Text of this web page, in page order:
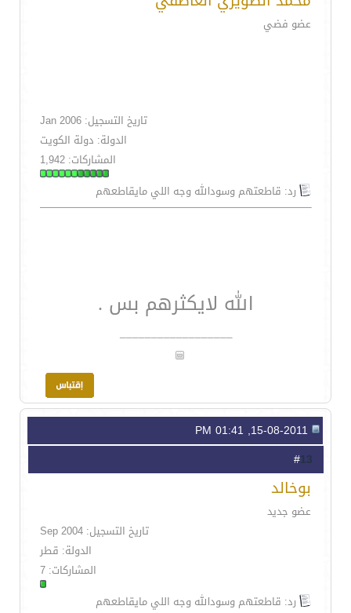
عضو فضي
تاريخ التسجيل: Jan 2006
الدولة: دولة الكويت
المشاركات: 1,942
رد: قاطعتهم وسودالله وجه اللي مايقاطعهم
الله لايكثرهم بس .
__________________
13
بوخالد
عضو جديد
تاريخ التسجيل: Sep 2004
الدولة: قطر
المشاركات: 7
رد: قاطعتهم وسودالله وجه اللي مايقاطعهم